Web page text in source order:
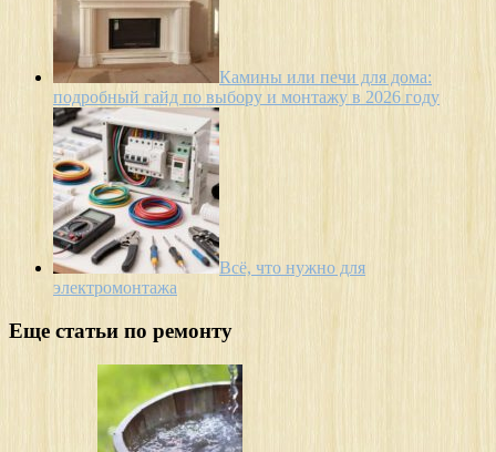
Камины или печи для дома:
подробный гайд по выбору и монтажу в 2026 году
Всё, что нужно для
электромонтажа
Еще статьи по ремонту